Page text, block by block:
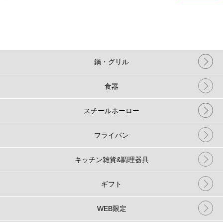
鍋・グリル
食器
スチールホーロー
フライパン
キッチン雑貨&調理器具
ギフト
WEB限定